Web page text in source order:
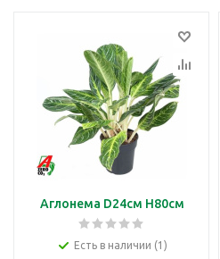
Аглонема D24см H80см
Есть в наличии (1)